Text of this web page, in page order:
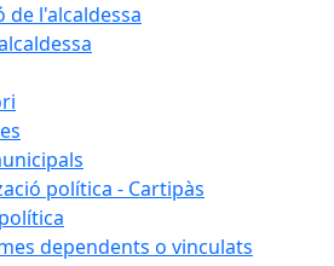
de l'alcaldessa
política - Cartipàs
dependents o vinculats